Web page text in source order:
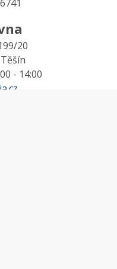
20
- 14:00